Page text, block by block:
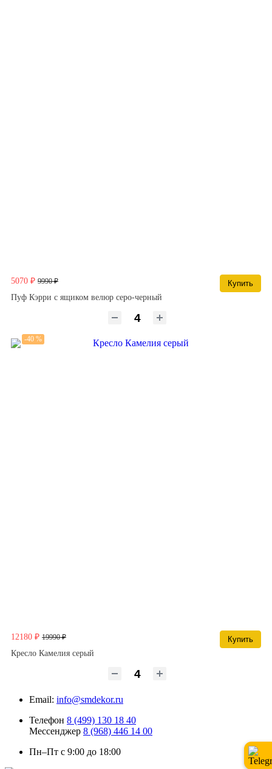
5070 ₽ 9990 ₽
Купить
Пуф Кэрри с ящиком велюр серо-черный
12180 ₽ 19990 ₽
-40 %
Купить
Кресло Камелия серый
Email: info@smdekor.ru
Телефон 8 (499) 130 18 40
Мессенджер 8 (968) 446 14 00
Пн–Пт с 9:00 до 18:00